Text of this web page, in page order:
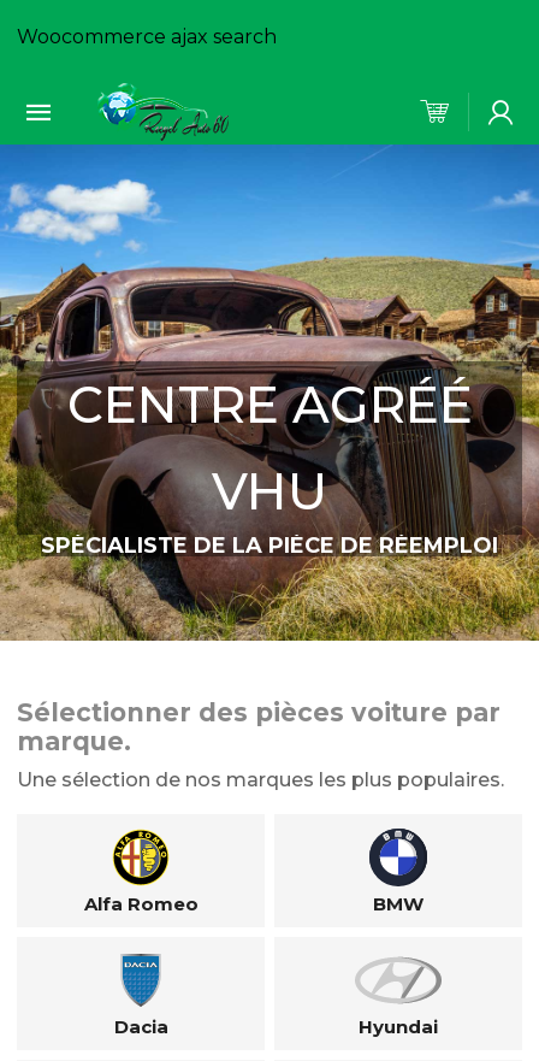
Woocommerce ajax search
CENTRE AGRÉÉ
VHU
SPÉCIALISTE DE LA PIÈCE DE RÉEMPLOI
Sélectionner des pièces voiture par
marque.
Une sélection de nos marques les plus populaires.
Alfa Romeo BMW
Dacia Hyundai